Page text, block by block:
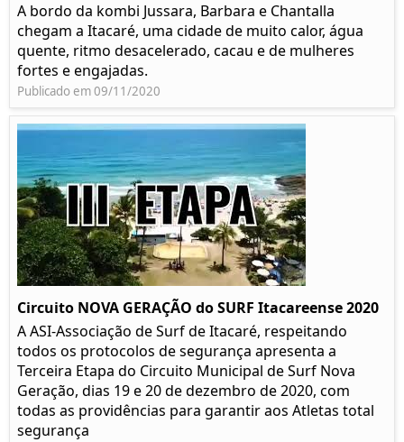
A bordo da kombi Jussara, Barbara e Chantalla
chegam a Itacaré, uma cidade de muito calor, água
quente, ritmo desacelerado, cacau e de mulheres
fortes e engajadas.
Publicado em 09/11/2020
Circuito NOVA GERAÇÃO do SURF Itacareense 2020
A ASI-Associação de Surf de Itacaré, respeitando
todos os protocolos de segurança apresenta a
Terceira Etapa do Circuito Municipal de Surf Nova
Geração, dias 19 e 20 de dezembro de 2020, com
todas as providências para garantir aos Atletas total
segurança